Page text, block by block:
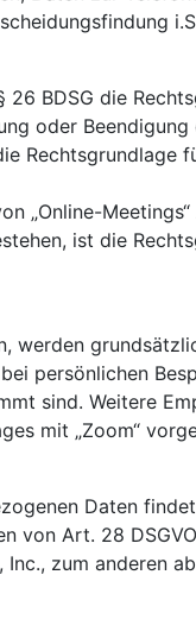
BDSG die
oder
Rechtsgrundlage
„Online-
ist die
werden
persönlichen
sind. Weitere
mit „Zoom“
Daten
von Art. 28
zum anderen